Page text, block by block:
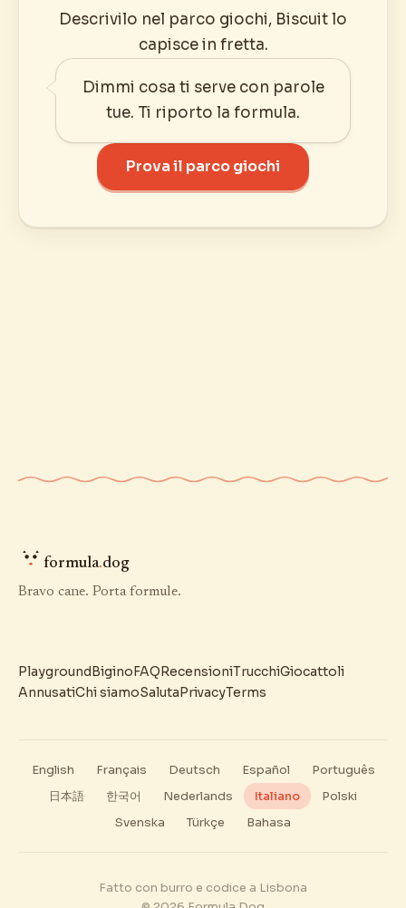
Descrivilo nel parco giochi, Biscuit lo
capisce in fretta.
Dimmi cosa ti serve con parole
tue. Ti riporto la formula.
Prova il parco giochi
formula.dog
Bravo cane. Porta formule.
PlaygroundBiginoFAQRecensioniTrucchiGiocattoli
AnnusatiChi siamoSalutaPrivacyTerms
English Français Deutsch Español
Português
日本語
한국어 Nederlands Italiano
Polski
Svenska
Türkçe Bahasa
Fatto con burro e codice a Lisbona